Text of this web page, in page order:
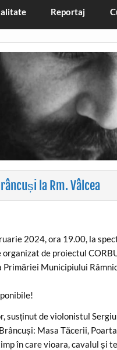
Reportaj
la Rm. Vâlcea
2024, ora 19.00, la
de proiectul
Municipiului
susținut de violonistul
Masa Tăcerii,
în care vioara, cavalul și